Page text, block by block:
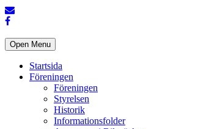
Open Menu
Startsida
Föreningen
Föreningen
Styrelsen
Historik
Informationsfolder